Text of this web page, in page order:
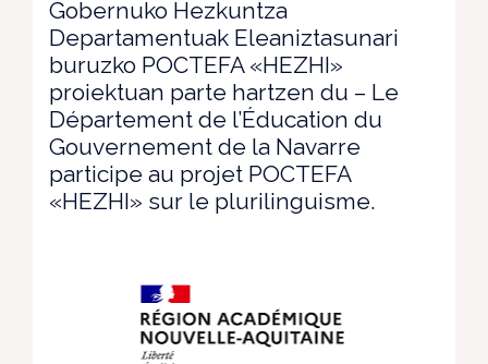
Gobernuko Hezkuntza
Departamentuak Eleaniztasunari
buruzko POCTEFA «HEZHI»
proiektuan parte hartzen du – Le
Département de l’Éducation du
Gouvernement de la Navarre
participe au projet POCTEFA
«HEZHI» sur le plurilinguisme.